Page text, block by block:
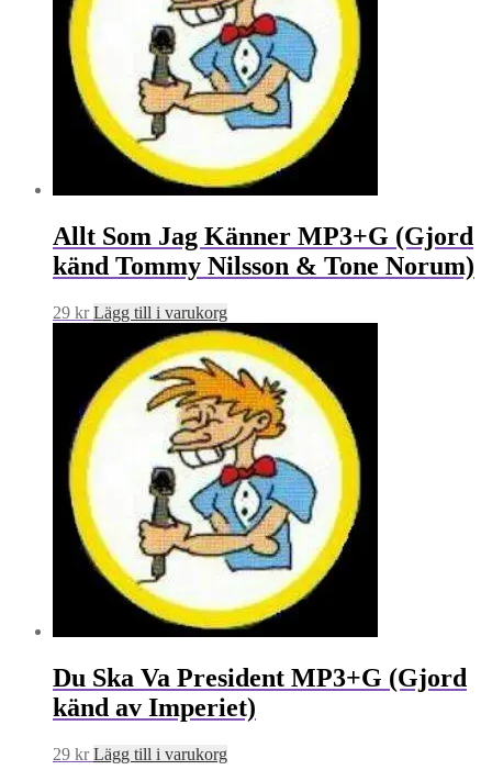
Allt Som Jag Känner MP3+G (Gjord
känd Tommy Nilsson & Tone Norum)
29 kr Lägg till i varukorg
Du Ska Va President MP3+G (Gjord
känd av Imperiet)
29 kr Lägg till i varukorg